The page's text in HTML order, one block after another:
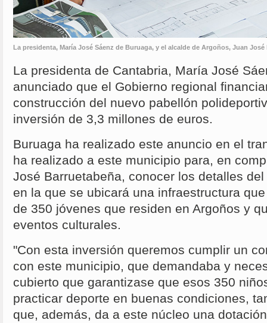
La presidenta, María José Sáenz de Buruaga, y el alcalde de Argoños, Juan
La presidenta de Cantabria, María José
anunciado que el Gobierno regional
construcción del nuevo pabellón
inversión de 3,3 millones de euros.
Buruaga ha realizado este anuncio en el
ha realizado a este municipio para, en
José Barruetabeña, conocer los detalles
en la que se ubicará una infraestructura
de 350 jóvenes que residen en Argoños y
eventos culturales.
"Con esta inversión queremos cumplir un
con este municipio, que demandaba y
cubierto que garantizase que esos 350
practicar deporte en buenas condiciones,
que, además, da a este núcleo una